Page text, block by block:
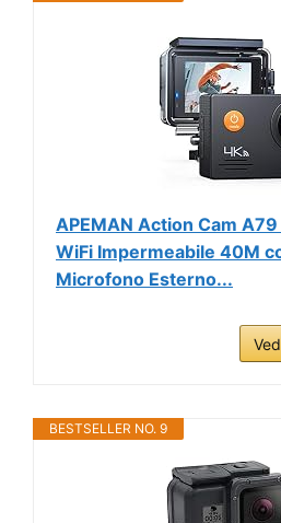
APEMAN Action Cam A79
WiFi Impermeabile 40M
Microfono Esterno...
BESTSELLER NO. 9